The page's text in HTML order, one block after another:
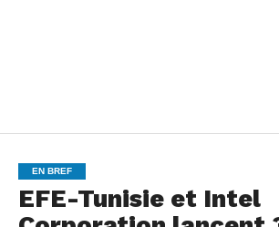
EN BREF
EFE-Tunisie et Intel